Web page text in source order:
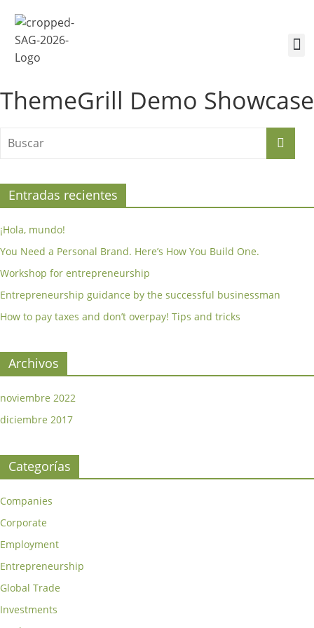
ThemeGrill Demo Showcase
Entradas recientes
¡Hola, mundo!
You Need a Personal Brand. Here’s How You Build One.
Workshop for entrepreneurship
Entrepreneurship guidance by the successful businessman
How to pay taxes and don’t overpay! Tips and tricks
Archivos
noviembre 2022
diciembre 2017
Categorías
Companies
Corporate
Employment
Entrepreneurship
Global Trade
Investments